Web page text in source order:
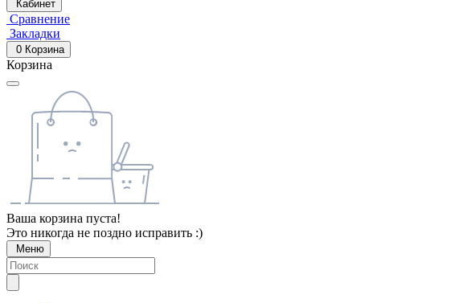
Кабинет
Сравнение
Закладки
0 Корзина
Корзина
Ваша корзина пуста!
Это никогда не поздно исправить :)
Меню